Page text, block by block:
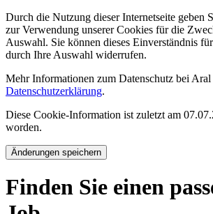
Durch die Nutzung dieser Internetseite geben
zur Verwendung unserer Cookies für die
Auswahl. Sie können dieses Einverständnis
durch Ihre Auswahl widerrufen.
Mehr Informationen zum Datenschutz bei
Datenschutzerklärung.
Diese Cookie-Information ist zuletzt am
worden.
Änderungen speichern
Finden Sie einen